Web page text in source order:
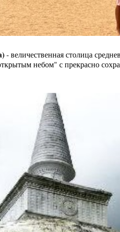
- величественная столица
небом" с прекрасно